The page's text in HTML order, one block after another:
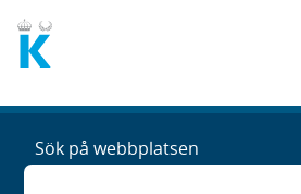
Sök på webbplatsen